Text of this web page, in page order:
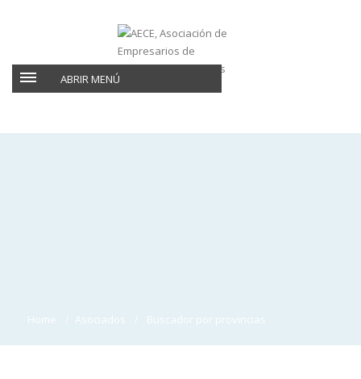
ABRIR MENÚ
Home Asociados Buscador por provincias